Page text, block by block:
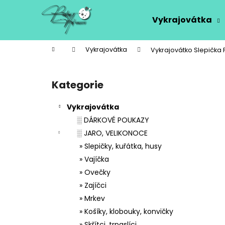
Vykrajovátka
Domů Vykrajovátka Vykrajovátko Slepička
Přeskočit
kategorie
Kategorie
Vykrajovátka
░ DÁRKOVÉ POUKAZY
░ JARO, VELIKONOCE
» Slepičky, kuřátka, husy
» Vajíčka
» Ovečky
» Zajíčci
» Mrkev
» Košíky, klobouky, konvičky
í
Zpět
do
Zpět
do